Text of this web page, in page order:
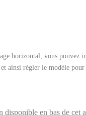
horizontal, vous pouvez
et ainsi régler le modèle
disponible en bas de cet